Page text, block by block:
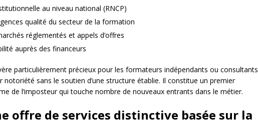
au niveau national (RNCP)
qualité du secteur de la formation
réglementés et appels d’offres
auprès des financeurs
particulièrement précieux pour les formateurs indépendants ou consultants
notoriété sans le soutien d’une structure établie. Il constitue un premier
de l’imposteur qui touche nombre de nouveaux entrants dans le métier.
offre de services distinctive basée sur la